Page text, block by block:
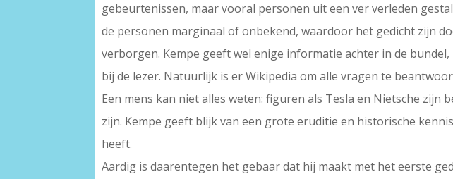
gebeurtenissen, maar vooral personen uit een ver verleden
de personen marginaal of onbekend, waardoor het gedicht zijn
verborgen. Kempe geeft wel enige informatie achter in de
bij de lezer. Natuurlijk is er Wikipedia om alle vragen te
Een mens kan niet alles weten: figuren als Tesla en Nietsche
zijn. Kempe geeft blijk van een grote eruditie en historische
heeft.
Aardig is daarentegen het gebaar dat hij maakt met het eerste